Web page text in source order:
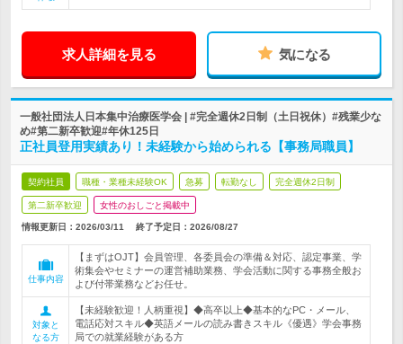
求人詳細を見る 気になる
一般社団法人日本集中治療医学会 | #完全週休2日制（土日祝休）#残業少な
め#第二新卒歓迎#年休125日
正社員登用実績あり！未経験から始められる【事務局職員】
契約社員 職種・業種未経験OK 急募 転勤なし 完全週休2日制
第二新卒歓迎 女性のおしごと掲載中
情報更新日：2026/03/11 終了予定日： 2026/08/27
仕事内容
【まずはOJT】会員管理、各委員会の準備＆対応、認定事業、学
術集会やセミナーの運営補助業務、学会活動に関する事務全般お
よび付帯業務などお任せ。
対象と
なる方
【未経験歓迎！人柄重視】◆高卒以上◆基本的なPC・メール、
電話応対スキル◆英語メールの読み書きスキル《優遇》学会事務
局での就業経験がある方